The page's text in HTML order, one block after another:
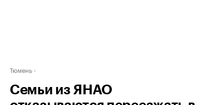
Тюмень
Семьи из ЯНАО